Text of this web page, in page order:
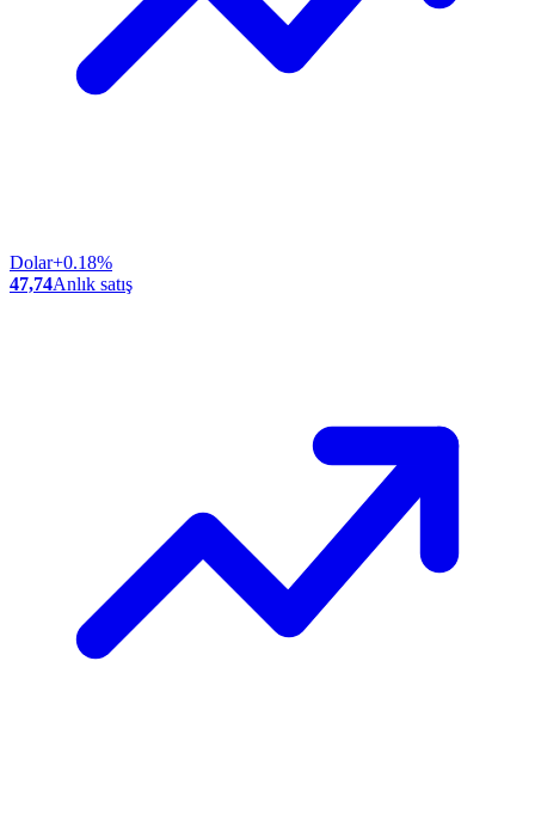
Dolar+0.18%
47,74Anlık satış